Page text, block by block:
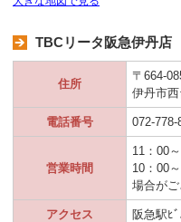
TBCリータ阪急伊丹店
住所
〒664-
伊丹市
電話番号 072-778-
営業時間
11：00
10：00
場合がご
アクセス 阪急駅ﾋ